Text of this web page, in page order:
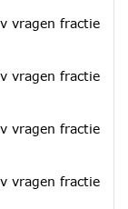
vragen fractie
vragen fractie
vragen fractie
vragen fractie